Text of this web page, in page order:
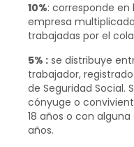
10%: corresponde en
empresa
trabajadas por el
5% : se distribuye
trabajador,
de Seguridad Social.
cónyuge o
18 años o con
años.